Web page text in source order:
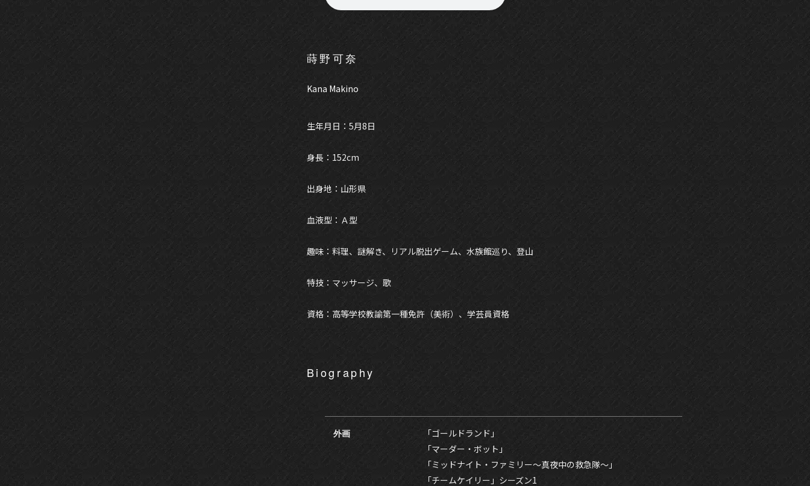
蒔野可奈
Kana Makino
生年月日：5月8日
身長：152cm
出身地：山形県
血液型：Ａ型
趣味：料理、謎解き、リアル脱出ゲーム、水族館巡り、登山
特技：マッサージ、歌
資格：高等学校教諭第一種免許（美術）、学芸員資格
Biography
外画
「ゴールドランド」
「マーダー・ボット」
「ミッドナイト・ファミリー〜真夜中の救急隊〜」
「チームケイリー」シーズン1